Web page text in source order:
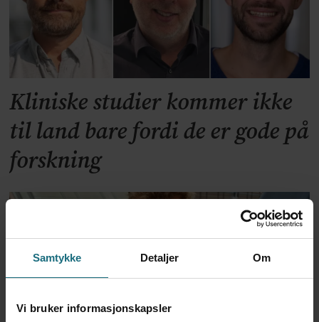
Samtykke Detaljer Om
Vi bruker informasjonskapsler
Kliniske studier kommer ikke
til land bare fordi de er gode på
forskning